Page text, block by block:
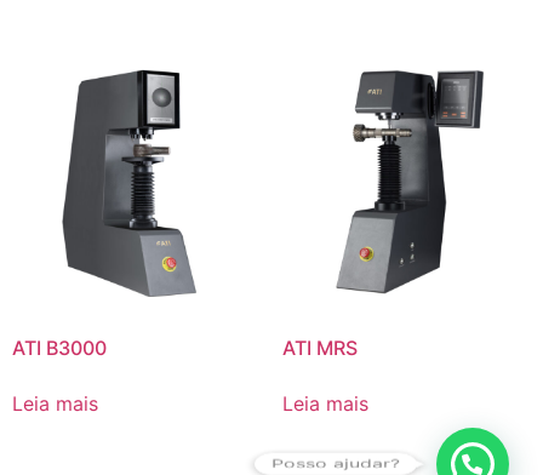
ATI B3000
Leia mais
ATI MRS
Leia mais
Posso ajudar?